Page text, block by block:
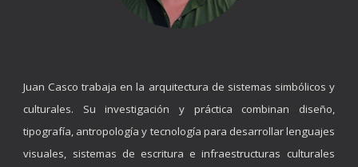
Juan Casco trabaja en la arquitectura de sistemas simbólicos y
culturales. Su investigación y práctica combinan diseño,
tipografía, antropología y tecnología para desarrollar lenguajes
visuales, sistemas de escritura e infraestructuras culturales